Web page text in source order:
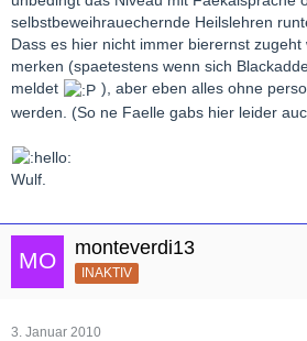
selbstbeweihrauechernde Heilslehren
Dass es hier nicht immer bierernst
merken (spaetestens wenn sich
meldet
), aber eben alles ohne
werden. (So ne Faelle gabs hier leider
Wulf.
monteverdi13
INAKTIV
3. Januar 2010